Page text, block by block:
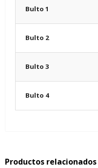
Bulto 1
Bulto 2
Bulto 3
Bulto 4
Productos relacionados